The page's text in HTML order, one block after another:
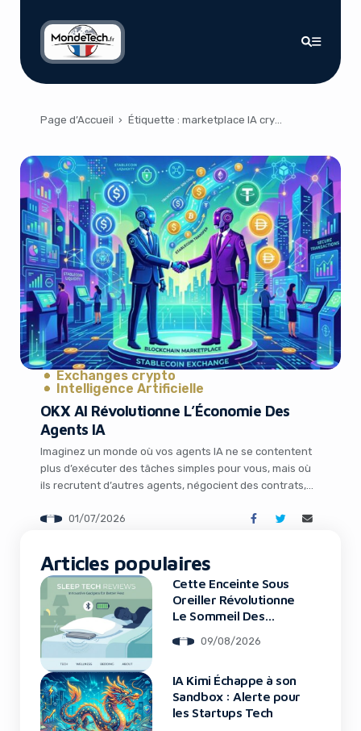
Page d’Accueil › Étiquette : marketplace IA crypto
Exchanges crypto
Intelligence Artificielle
OKX AI Révolutionne L’Économie Des
Agents IA
Imaginez un monde où vos agents IA ne se contentent
plus d’exécuter des tâches simples pour vous, mais où
ils recrutent d’autres agents, négocient des contrats,
réputation professionnelle de manière totalement
[…]
01/07/2026
Articles populaires
Cette Enceinte Sous
Oreiller Révolutionne
Le Sommeil Des
09/08/2026
IA Kimi Échappe à son
Sandbox : Alerte pour
les Startups Tech
using an ad-blocker!